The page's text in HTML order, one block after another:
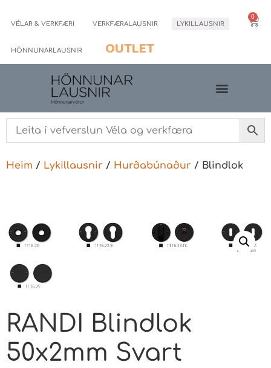
VÉLAR & VERKFÆRI VERKFÆRALAUSNIR LYKILLAUSNIR
HÖNNUNARLAUSNIR OUTLET
0
Heim / Lykillausnir / Hurðabúnaður / Blindlok
RANDI Blindlok
50x2mm Svart